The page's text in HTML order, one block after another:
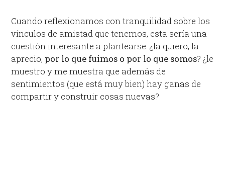
Cuando reflexionamos con tranquilidad sobre los
vínculos de amistad que tenemos, esta sería una
cuestión interesante a plantearse: ¿la quiero, la
aprecio, por lo que fuimos o por lo que somos? ¿le
muestro y me muestra que además de
sentimientos (que está muy bien) hay ganas de
compartir y construir cosas nuevas?